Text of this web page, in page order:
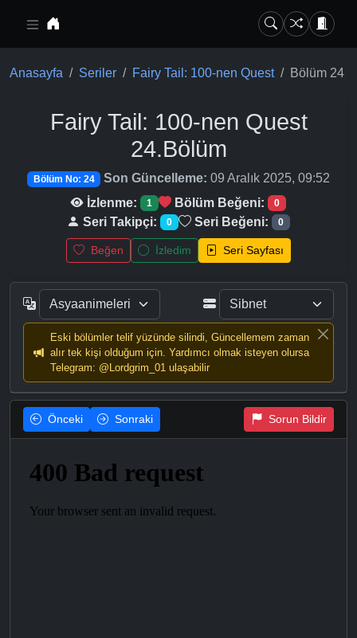
Anasayfa Seriler Fairy Tail: 100-nen Quest Bölüm 24
Fairy Tail: 100-nen Quest
24.Bölüm
Bölüm No: 24 Son Güncelleme: 09 Aralık 2025, 09:52
İzlenme:
1 Bölüm Beğeni: 0
Seri Takipçi: 0 Seri Beğeni: 0
Beğen İzledim Seri Sayfası
Eski bölümler telif yüzünde silindi, Güncellemem zaman
alır tek kişi olduğum için. Yardımcı olmak isteyen olursa
Telegram: @Lordgrim_01 ulaşabilir
Önceki Sonraki Sorun Bildir